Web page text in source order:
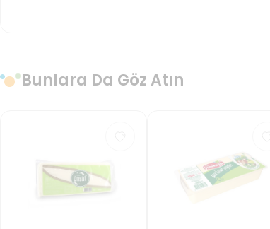
Bunlara Da Göz Atın